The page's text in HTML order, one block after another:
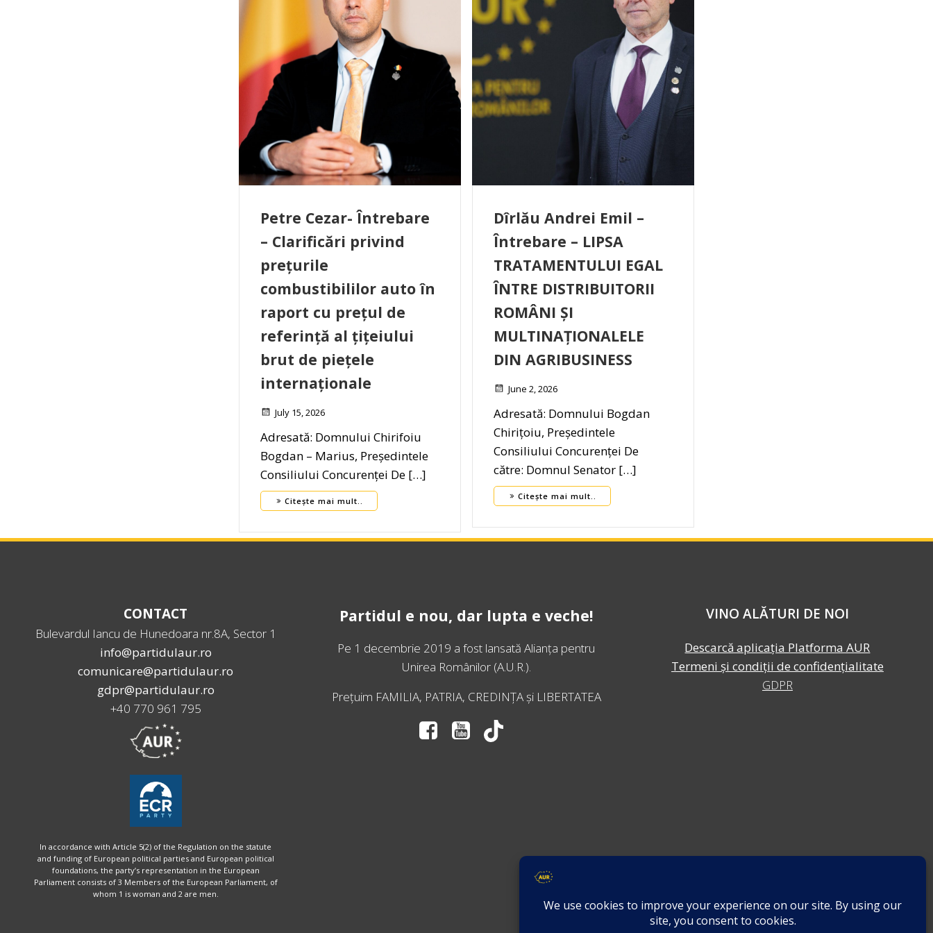
Petre Cezar- Întrebare
– Clarificări privind
prețurile
combustibililor auto în
raport cu prețul de
referință al țițeiului
brut de piețele
internaționale
July 15, 2026
Adresată: Domnului Chirifoiu
Bogdan – Marius, Președintele
Consiliului Concurenței De […]
Citește mai mult..
Dîrlău Andrei Emil –
Întrebare – LIPSA
TRATAMENTULUI EGAL
ÎNTRE DISTRIBUITORII
ROMÂNI ȘI
MULTINAȚIONALELE
DIN AGRIBUSINESS
June 2, 2026
Adresată: Domnului Bogdan
Chirițoiu, Președintele
Consiliului Concurenței De
către: Domnul Senator […]
Citește mai mult..
CONTACT
Bulevardul Iancu de Hunedoara nr.8A, Sector 1
info@partidulaur.ro
comunicare@partidulaur.ro
gdpr@partidulaur.ro
+40 770 961 795
In accordance with Article 5(2) of the Regulation on the statute
and funding of European political parties and European political
foundations, the party’s representation in the European
Parliament consists of 3 Members of the European Parliament, of
whom 1 is woman and 2 are men.
Partidul e nou, dar lupta e veche!
Pe 1 decembrie 2019 a fost lansatăAlianța pentru
Unirea Românilor(A.U.R.).
Prețuim FAMILIA, PATRIA, CREDINȚA și LIBERTATEA
VINO ALĂTURI DE NOI
Descarcă aplicația Platforma AUR
Termeni și condiții de confidențialitate
GDPR